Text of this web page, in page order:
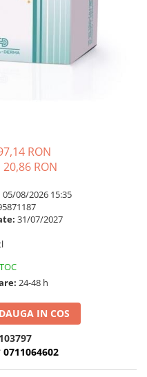
RON
20,86 RON
05/08/2026 15:35
31/07/2027
24-48 h
IN COS
103797
0711064602